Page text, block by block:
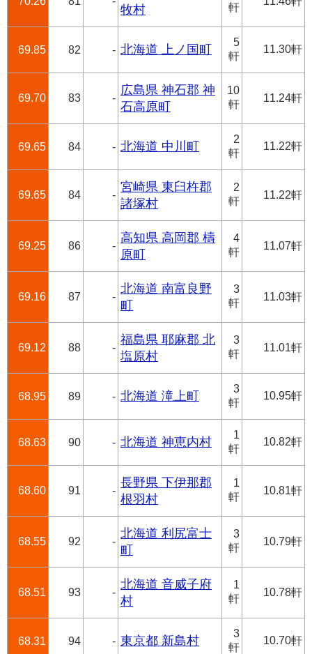
牧村 軒
69.85 82 - 北海道 上ノ国町
5
軒
11.30軒
69.70 83 -
広島県 神石郡 神
石高原町
10
軒
11.24軒
69.65 84 - 北海道 中川町
2
軒
11.22軒
69.65 84 -
宮崎県 東臼杵郡
諸塚村
2
軒
11.22軒
69.25 86 -
高知県 高岡郡 檮
原町
4
軒
11.07軒
69.16 87 -
北海道 南富良野
町
3
軒
11.03軒
69.12 88 -
福島県 耶麻郡 北
塩原村
3
軒
11.01軒
68.95 89 - 北海道 滝上町
3
軒
10.95軒
68.63 90 - 北海道 神恵内村
1
軒
10.82軒
68.60 91 -
長野県 下伊那郡
根羽村
1
軒
10.81軒
68.55 92 -
北海道 利尻富士
町
3
軒
10.79軒
68.51 93 -
北海道 音威子府
村
1
軒
10.78軒
68.31 94 - 東京都 新島村
3
軒
10.70軒